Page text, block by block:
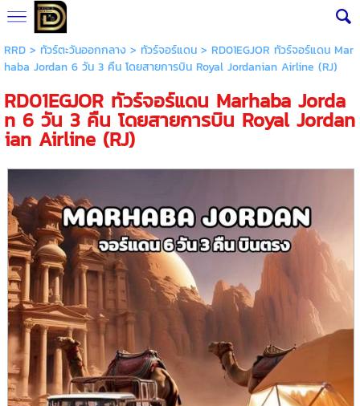
RRD> ทัวร์ตะวันออกกลาง> ทัวร์จอร์แดน> RD01EGJOR ทัวร์จอร์แดน Mar
haba Jordan 6 วัน 3 คืน โดยสายการบิน Royal Jordanian Airline (RJ)
RD01EGJOR ทัวร์จอร์แดน Marhaba Jorda
n 6 วัน 3 คืน โดยสายการบิน Royal Jordan
ian Airline (RJ)